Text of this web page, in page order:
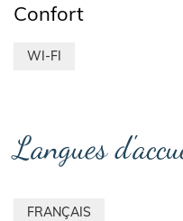
Confort
WI-FI
Langues
FRANÇAIS